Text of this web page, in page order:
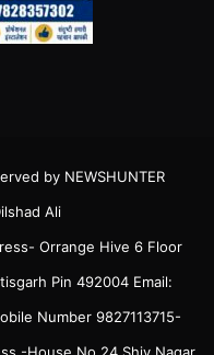
by NEWSHUNTER
Ali
Orrange Hive 6 Floor
Pin 492004 Email:
Number 9827113715-